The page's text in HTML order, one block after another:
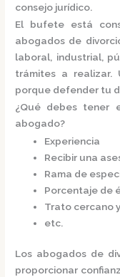
consejo jurídico.
El bufete está
abogados de
laboral, industrial,
trámites a realizar.
porque defender tu
¿Qué debes tener
abogado?
Experiencia
Recibir una
Rama de
Porcentaje de
Trato cercano
etc.
Los abogados de
proporcionar